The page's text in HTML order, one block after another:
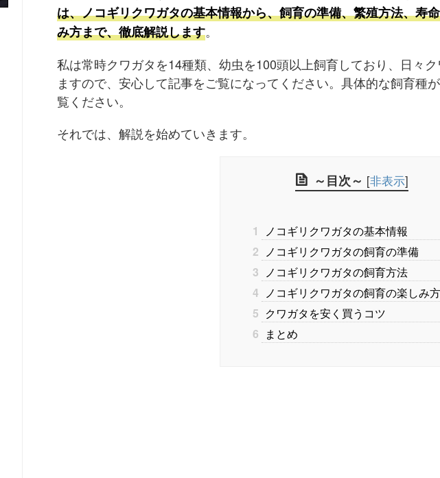
は、ノコギリクワガタの基本情報から、飼育の準備、繁殖方法、寿
み方まで、徹底解説します。
私は常時クワガタを14種類、幼虫を100頭以上飼育しており、日々
ますので、安心して記事をご覧になってください。具体的な飼育種
覧ください。
それでは、解説を始めていきます。
～目次～ [非表示]
1
ノコギリクワガタの基本情報
2 ノコギリクワガタの飼育の準備
3 ノコギリクワガタの飼育方法
4 ノコギリクワガタの飼育の楽しみ方
5 クワガタを安く買うコツ
6 まとめ